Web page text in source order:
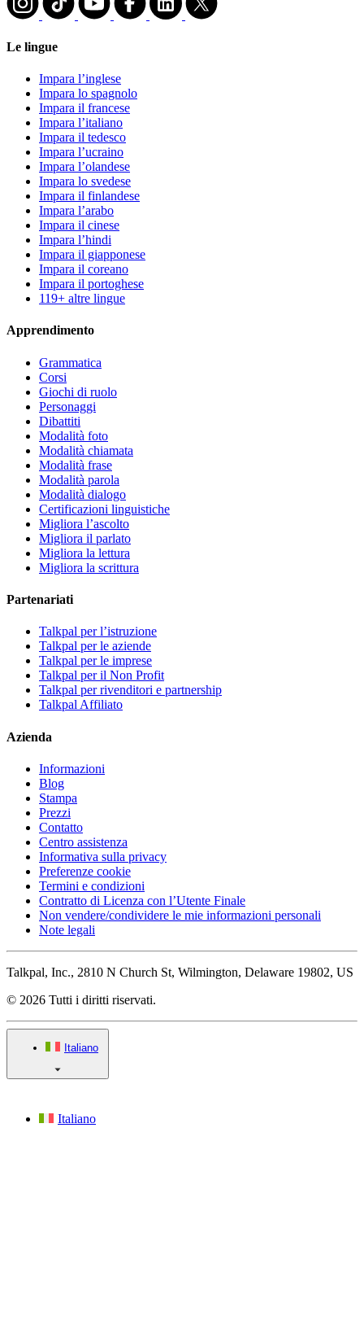
Le lingue
Impara l’inglese
Impara lo spagnolo
Impara il francese
Impara l’italiano
Impara il tedesco
Impara l’ucraino
Impara l’olandese
Impara lo svedese
Impara il finlandese
Impara l’arabo
Impara il cinese
Impara l’hindi
Impara il giapponese
Impara il coreano
Impara il portoghese
119+ altre lingue
Apprendimento
Grammatica
Corsi
Giochi di ruolo
Personaggi
Dibattiti
Modalità foto
Modalità chiamata
Modalità frase
Modalità parola
Modalità dialogo
Certificazioni linguistiche
Migliora l’ascolto
Migliora il parlato
Migliora la lettura
Migliora la scrittura
Partenariati
Talkpal per l’istruzione
Talkpal per le aziende
Talkpal per le imprese
Talkpal per il Non Profit
Talkpal per rivenditori e partnership
Talkpal Affiliato
Azienda
Informazioni
Blog
Stampa
Prezzi
Contatto
Centro assistenza
Informativa sulla privacy
Preferenze cookie
Termini e condizioni
Contratto di Licenza con l’Utente Finale
Non vendere/condividere le mie informazioni personali
Note legali
Talkpal, Inc., 2810 N Church St, Wilmington, Delaware 19802, US
© 2026 Tutti i diritti riservati.
Italiano
Italiano